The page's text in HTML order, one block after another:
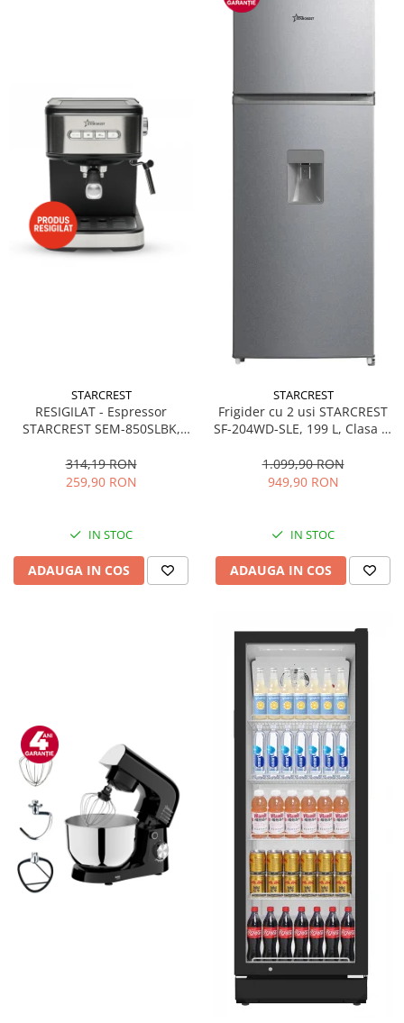
STARCREST
RESIGILAT - Espressor
STARCREST SEM-850SLBK,
detasabil 1.5L, dispozitiv
spumare, filtru dublu din
314,19 RON
259,90 RON
IN STOC
ADAUGA IN COS
STARCREST
Frigider cu 2 usi STARCREST
SF-204WD-SLE, 199 L, Clasa E,
Termostat Ajustabil, Usi
reversibile, H 143 cm, Argintiu
1.099,90 RON
949,90 RON
IN STOC
ADAUGA IN COS